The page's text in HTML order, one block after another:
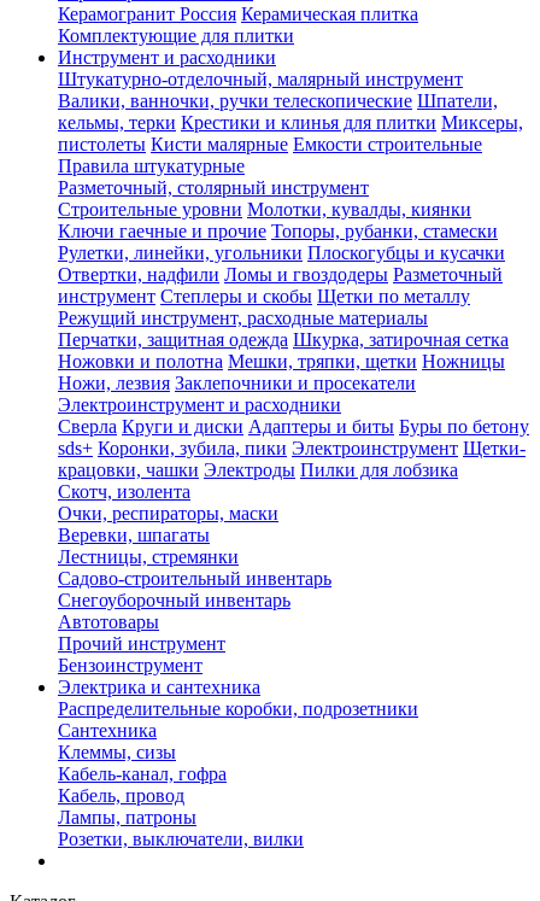
Керамогранит Россия Керамическая плитка
Комплектующие для плитки
Инструмент и расходники
Штукатурно-отделочный, малярный инструмент
Валики, ванночки, ручки телескопические Шпатели,
кельмы, терки Крестики и клинья для плитки Миксеры,
пистолеты Кисти малярные Емкости строительные
Правила штукатурные
Разметочный, столярный инструмент
Строительные уровни Молотки, кувалды, киянки
Ключи гаечные и прочие Топоры, рубанки, стамески
Рулетки, линейки, угольники Плоскогубцы и кусачки
Отвертки, надфили Ломы и гвоздодеры Разметочный
инструмент Степлеры и скобы Щетки по металлу
Режущий инструмент, расходные материалы
Перчатки, защитная одежда Шкурка, затирочная сетка
Ножовки и полотна Мешки, тряпки, щетки Ножницы
Ножи, лезвия Заклепочники и просекатели
Электроинструмент и расходники
Сверла Круги и диски Адаптеры и биты Буры по бетону
sds+ Коронки, зубила, пики Электроинструмент Щетки-
крацовки, чашки Электроды Пилки для лобзика
Скотч, изолента
Очки, респираторы, маски
Веревки, шпагаты
Лестницы, стремянки
Садово-строительный инвентарь
Снегоуборочный инвентарь
Автотовары
Прочий инструмент
Бензоинструмент
Электрика и сантехника
Распределительные коробки, подрозетники
Сантехника
Клеммы, сизы
Кабель-канал, гофра
Кабель, провод
Лампы, патроны
Розетки, выключатели, вилки